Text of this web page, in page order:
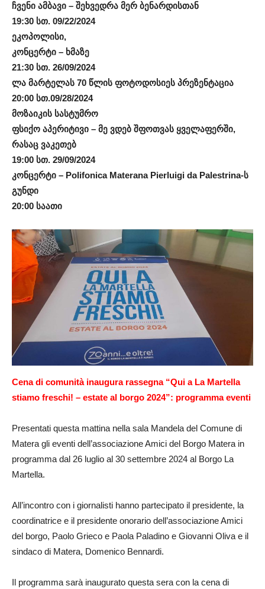
ჩვენი ამბავი – შეხვედრა მერ ბენარდისთან
19:30 სთ. 09/22/2024
ეკოპოლისი,
კონცერტი – ხმაზე
21:30 სთ. 26/09/2024
ლა მარტელას 70 წლის ფოტოდოსიეს პრეზენტაცია
20:00 სთ.09/28/2024
მოზაიკის სასტუმრო
ფსიქო აპერიტივი – მე ვდებ შფოთვას ყველაფერში,
რასაც ვაკეთებ
19:00 სთ. 29/09/2024
კონცერტი – Polifonica Materana Pierluigi da Palestrina-ს
გუნდი
20:00 საათი
Cena di comunità inaugura rassegna “Qui a La Martella
stiamo freschi! – estate al borgo 2024”: programma eventi
Presentati questa mattina nella sala Mandela del Comune di
Matera gli eventi dell’associazione Amici del Borgo Matera in
programma dal 26 luglio al 30 settembre 2024 al Borgo La
Martella.
All’incontro con i giornalisti hanno partecipato il presidente, la
coordinatrice e il presidente onorario dell’associazione Amici
del borgo, Paolo Grieco e Paola Paladino e Giovanni Oliva e il
sindaco di Matera, Domenico Bennardi.
Il programma sarà inaugurato questa sera con la cena di